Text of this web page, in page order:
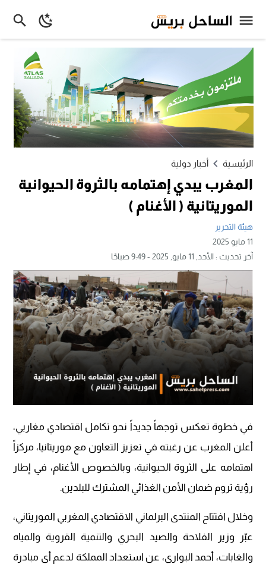
الرئيسية أخبار دولية
المغرب يبدي إهتمامه بالثروة الحيوانية
الموريتانية ( الأغنام )
هيئة التحرير
11 مايو 2025
آخر تحديث :الأحد, 11 مايو, 2025 - 9:49 صباحًا
في خطوة تعكس توجهاً جديداً نحو تكامل اقتصادي مغاربي،
أعلن المغرب عن رغبته في تعزيز التعاون مع موريتانيا، مركزاً
اهتمامه على الثروة الحيوانية، وبالخصوص الأغنام، في إطار
رؤية تروم ضمان الأمن الغذائي المشترك للبلدين.
وخلال افتتاح المنتدى البرلماني الاقتصادي المغربي الموريتاني،
عبّر وزير الفلاحة والصيد البحري والتنمية القروية والمياه
والغابات، أحمد البواري، عن استعداد المملكة لدعم أي مبادرة